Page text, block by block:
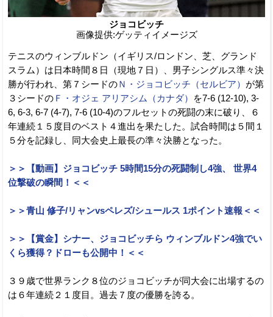
ジョコビッチ
画像提供:ゲッティイメージズ
テニスのウィンブルドン（イギリス/ロンドン、芝、グランド
スラム）は日本時間８日（現地７日）、男子シングルス準々決
勝が行われ、第７シードのＮ・ジョコビッチ（セルビア） が第
３シードの Ｆ・オジェ アリアシム（カナダ）
を7-6 (12-10), 3-
6, 6-3, 6-7 (4-7), 7-6 (10-4)のフルセットの死闘の末に破り、６
年連続１５度目のベスト４進出を果たした。試合時間は５間１
５分を記録し、同大会史上最長の準々決勝となった。
＞＞【動画】ジョコビッチ 5時間15分の死闘制し4強、 世界4
位撃破の瞬間！＜＜
＞＞青山 修子/リャンvsペレズ/シュールス 1ポイント速報＜＜
＞＞【賞金】シナー、ジョコビッチら ウィンブルドン4強でい
くら獲得？ドローも公開中！＜＜
３９歳で世界ランク８位のジョコビッチが同大会に出場するの
は６年連続２１度目。過去７度の優勝を誇る。